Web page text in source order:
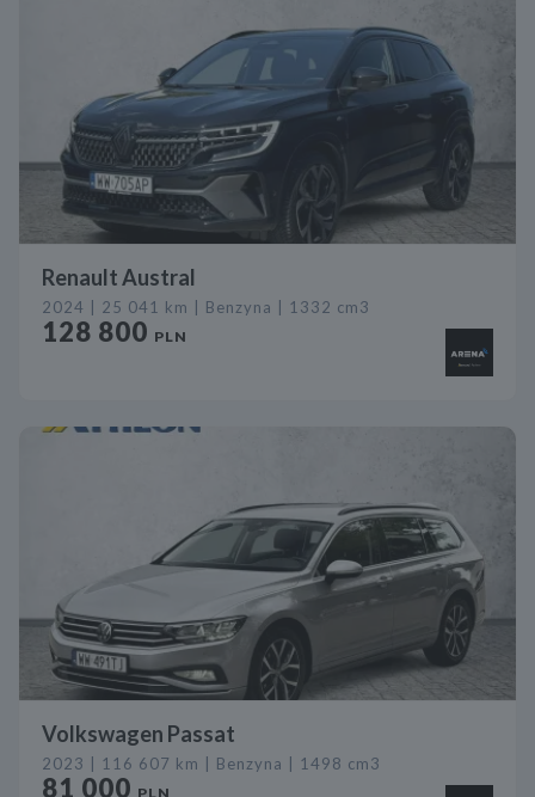
Renault Austral
2024 | 25 041 km | Benzyna | 1332 cm3
128 800 PLN
Volkswagen Passat
2023 | 116 607 km | Benzyna | 1498 cm3
81 000 PLN